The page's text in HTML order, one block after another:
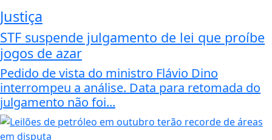
Justiça
STF suspende julgamento de lei que proíbe
jogos de azar
Pedido de vista do ministro Flávio Dino
interrompeu a análise. Data para retomada do
julgamento não foi...